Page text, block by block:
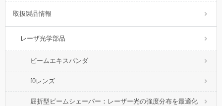
取扱製品情報
レーザ光学部品
ビームエキスパンダ
fθレンズ
屈折型ビームシェーパー：レーザー光の強度分布を最適化